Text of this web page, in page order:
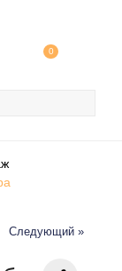
0
Следующий »